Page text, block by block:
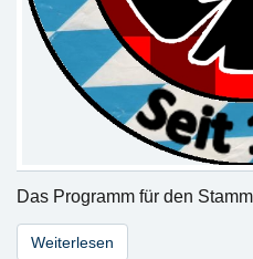
Das Programm für den
Weiterlesen